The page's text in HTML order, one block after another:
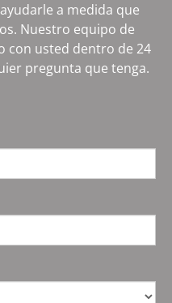
a medida que
Nuestro equipo de
con usted dentro de 24
pregunta que tenga.